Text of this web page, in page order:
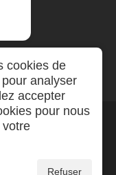
cookies de
analyser
accepter
pour nous
Refuser